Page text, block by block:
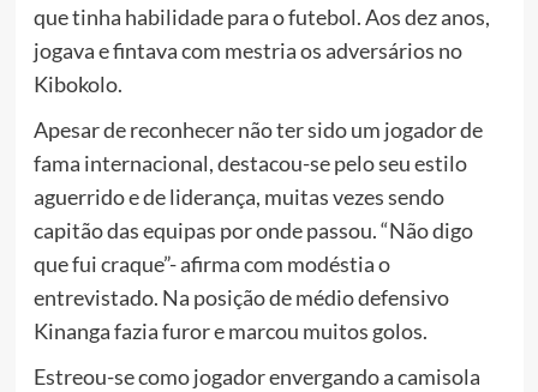
que tinha habilidade para o futebol. Aos dez anos,
jogava e fintava com mestria os adversários no
Kibokolo.
Apesar de reconhecer não ter sido um jogador de
fama internacional, destacou-se pelo seu estilo
aguerrido e de liderança, muitas vezes sendo
capitão das equipas por onde passou. “Não digo
que fui craque”- afirma com modéstia o
entrevistado. Na posição de médio defensivo
Kinanga fazia furor e marcou muitos golos.
Estreou-se como jogador envergando a camisola